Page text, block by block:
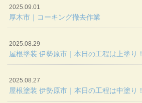
2025.09.01
厚木市｜コーキング撤去作業
2025.08.29
屋根塗装 伊勢原市｜本日の工程は上塗り！
2025.08.27
屋根塗装 伊勢原市｜本日の工程は中塗り！